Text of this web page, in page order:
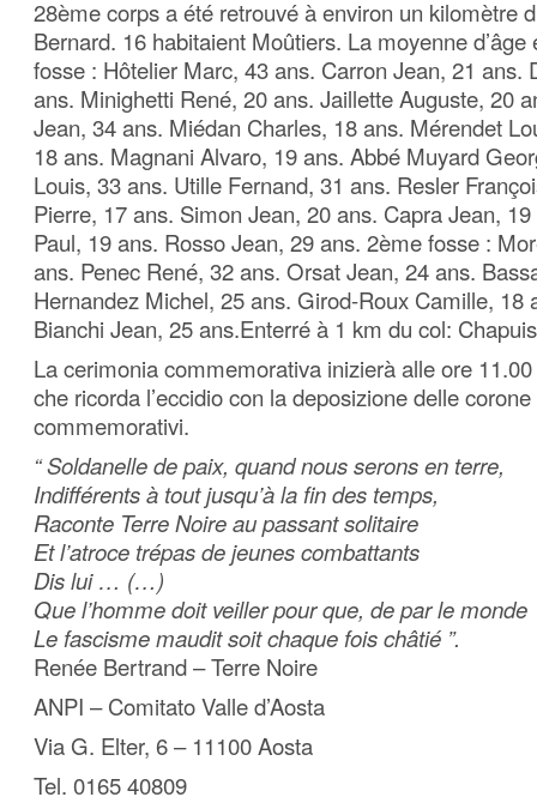
28ème corps a été retrouvé à environ un kilomètre
Bernard. 16 habitaient Moûtiers. La moyenne
fosse : Hôtelier Marc, 43 ans. Carron Jean, 21 ans.
ans. Minighetti René, 20 ans. Jaillette Auguste, 20
Jean, 34 ans. Miédan Charles, 18 ans. Mérendet
18 ans. Magnani Alvaro, 19 ans. Abbé Muyard
Louis, 33 ans. Utille Fernand, 31 ans. Resler
Pierre, 17 ans. Simon Jean, 20 ans. Capra Jean,
Paul, 19 ans. Rosso Jean, 29 ans. 2ème fosse :
ans. Penec René, 32 ans. Orsat Jean, 24 ans.
Hernandez Michel, 25 ans. Girod-Roux Camille, 18
Bianchi Jean, 25 ans.Enterré à 1 km du col:
La cerimonia commemorativa inizierà alle ore
che ricorda l’eccidio con la deposizione delle
commemorativi.
“ Soldanelle de paix, quand nous serons en terre,
Indifférents à tout jusqu’à la fin des temps,
Raconte Terre Noire au passant solitaire
Et l’atroce trépas de jeunes combattants
Dis lui … (…)
Que l’homme doit veiller pour que, de par le monde
Le fascisme maudit soit chaque fois châtié ”.
Renée Bertrand – Terre Noire
ANPI – Comitato Valle d’Aosta
Via G. Elter, 6 – 11100 Aosta
Tel. 0165 40809